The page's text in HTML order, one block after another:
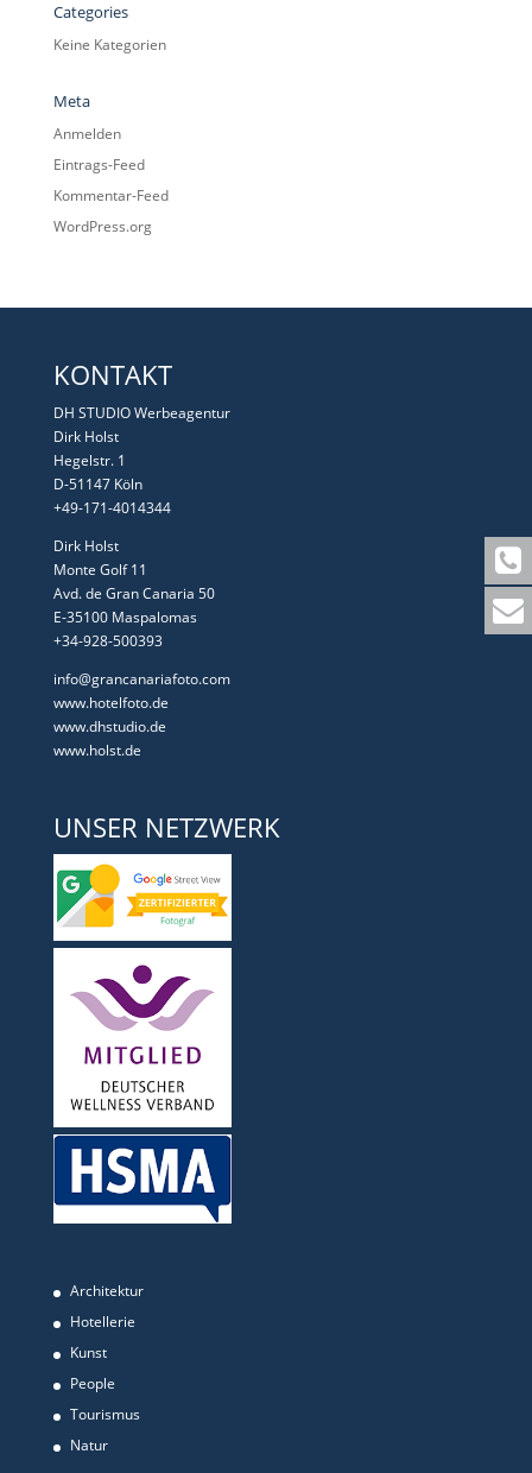
Categories
Keine Kategorien
Meta
Anmelden
Eintrags-Feed
Kommentar-Feed
WordPress.org
KONTAKT
DH STUDIO Werbeagentur
Dirk Holst
Hegelstr. 1
D-51147 Köln
+49-171-4014344
Dirk Holst
Monte Golf 11
Avd. de Gran Canaria 50
E-35100 Maspalomas
+34-928-500393
info@grancanariafoto.com
www.hotelfoto.de
www.dhstudio.de
www.holst.de
UNSER NETZWERK
Architektur
Hotellerie
Kunst
People
Tourismus
Natur